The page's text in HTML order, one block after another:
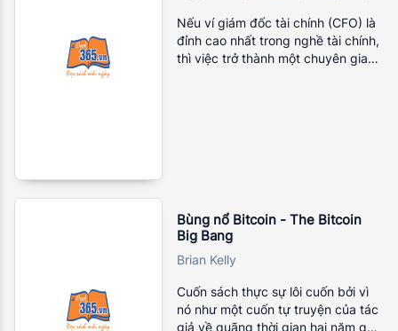
Nguyễn Thị Ngọc Trang
Nếu ví giám đốc tài chính (CFO) là
đỉnh cao nhất trong nghề tài chính,
thì việc trở thành một chuyên gia
tích tài chính để cung cấp những
công cụ hỗ trợ giúp bạn phân tích,
dự báo và chẩn đoán bệnh tình
của công ty nhằm mục tiêu đạt
được tối đa hóa giá trị công ty và
giá chứng khoán mà bạn đang
nắm giữ.
Bùng nổ Bitcoin - The Bitcoin
Big Bang
Brian Kelly
Cuốn sách thực sự lôi cuốn bởi vì
nó như một cuốn tự truyện của tác
giả về quãng thời gian hai năm gắn